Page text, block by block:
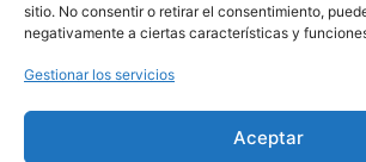
sitio. No consentir o retirar el consentimiento,
negativamente a ciertas características y
Gestionar los servicios
Aceptar
activar Youtube
POLÍTICA DE COOKIES